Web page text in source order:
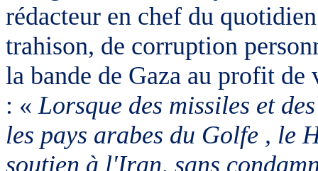
rédacteur en chef du
trahison, de corruption
la bande de Gaza au profit de
: « Lorsque des missiles et
les pays arabes du Golfe , le
soutien à l'Iran, sans